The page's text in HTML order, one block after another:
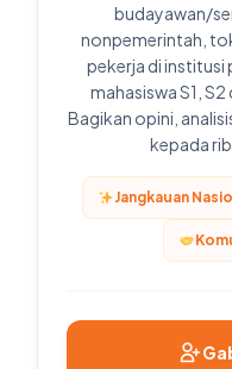
budayawan/
nonpemerintah,
pekerja di institusi
mahasiswa S1,
Bagikan opini,
kepada
Jangkauan